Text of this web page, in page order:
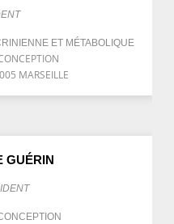
ET MÉTABOLIQUE
MARSEILLE
GUÉRIN